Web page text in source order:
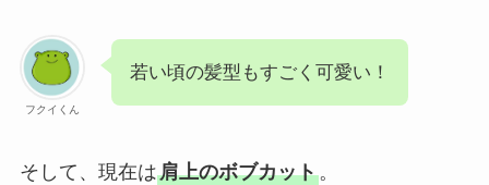
フクイくん
若い頃の髪型もすごく可愛い！
そして、現在は肩上のボブカット。